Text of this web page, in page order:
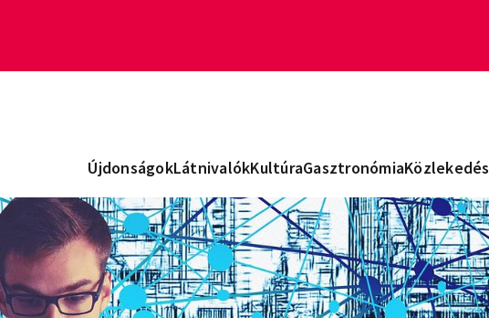
ÚjdonságokLátnivalókKultúraGasztronómiaKözlekedés